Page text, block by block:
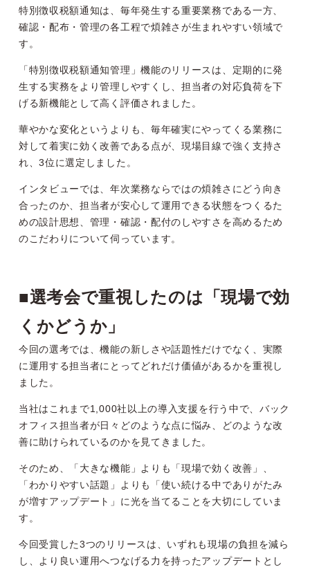
特別徴収税額通知は、毎年発生する重要業務である一方、
確認・配布・管理の各工程で煩雑さが生まれやすい領域で
す。
「特別徴収税額通知管理」機能のリリースは、定期的に発
生する実務をより管理しやすくし、担当者の対応負荷を下
げる新機能として高く評価されました。
華やかな変化というよりも
、毎年確実にやってくる業務に
対して着実に効く改善である点が、現場目線で強く支持さ
れ、3位に選定しました。
インタビューでは、年次業務ならではの煩雑さにどう向き
合ったのか、担当者が安心して運用できる状態をつくるた
めの設計思想、管理・確認・配付のしやすさを高めるため
のこだわりについて伺っています。
■選考会で重視したのは「現場で効
くかどうか」
今回の選考では、機能の新しさや話題性だけでなく、実際
に運用する担当者にとってどれだけ価値があるかを重視し
ました。
当社はこれまで1,000社以上の導入支援を行う中で、バック
オフィス担当者が日々どのような点に悩み、どのような改
善に助けられているのかを見てきました。
そのため、「大きな機能」よりも「現場で効く改善」、
「わかりやすい話題」よりも「使い続ける中でありがたみ
が増すアップデート」に光を当てることを大切にしていま
す。
今回受賞した3つのリリースは、いずれも現場の負担を減ら
し、より良い運用へつなげる力を持ったアップデートとし